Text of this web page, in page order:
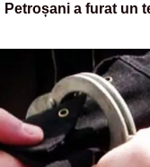
a furat un